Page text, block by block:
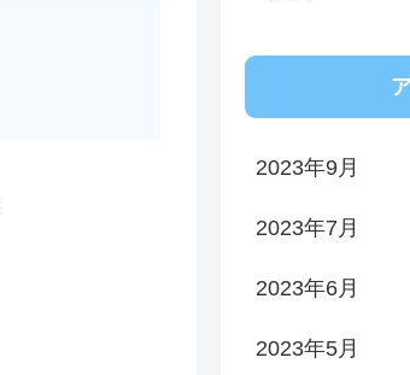
2023年9月
2023年7月
2023年6月
2023年5月